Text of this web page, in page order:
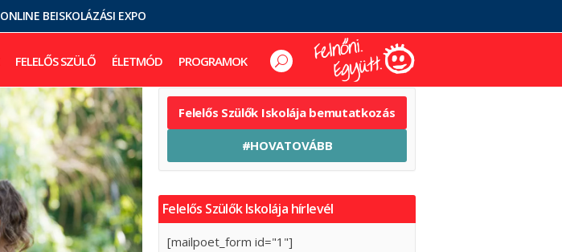
ONLINE BEISKOLÁZÁSI EXPO
FELELŐS SZÜLŐ ÉLETMÓD PROGRAMOK
Felelős Szülők Iskolája bemutatkozás
#HOVATOVÁBB
Felelős Szülők Iskolája hírlevél
[mailpoet_form id="1"]